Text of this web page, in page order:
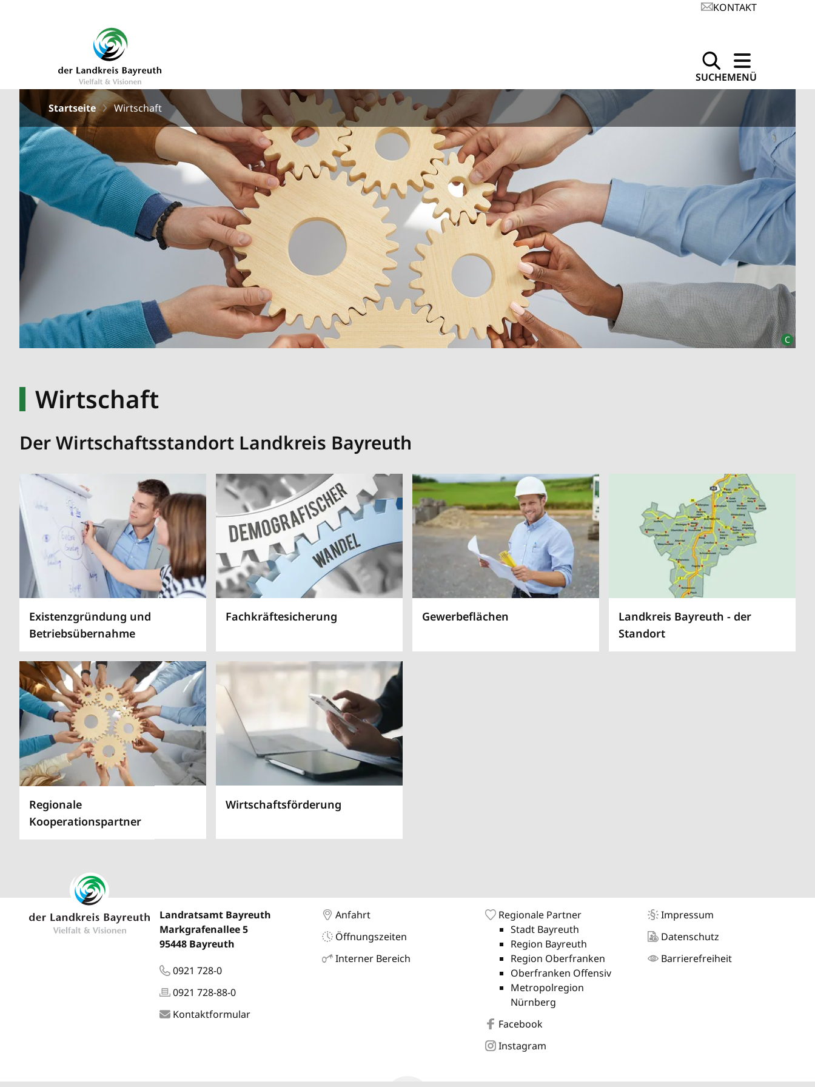
KONTAKT
SUCHEMENÜ
Startseite Wirtschaft
Wirtschaft
Der Wirtschaftsstandort Landkreis Bayreuth
Existenzgründung und
Betriebsübernahme
Fachkräftesicherung Gewerbeflächen
Landkreis Bayreuth - der
Standort
Regionale
Kooperationspartner
Wirtschaftsförderung
Landratsamt Bayreuth
Markgrafenallee 5
95448 Bayreuth
0921 728-0
0921 728-88-0
Kontaktformular
Anfahrt
Öffnungszeiten
Interner Bereich
Regionale Partner
Stadt Bayreuth
Region Bayreuth
Region Oberfranken
Oberfranken Offensiv
Metropolregion
Nürnberg
Facebook
Instagram
Impressum
Datenschutz
Barrierefreiheit